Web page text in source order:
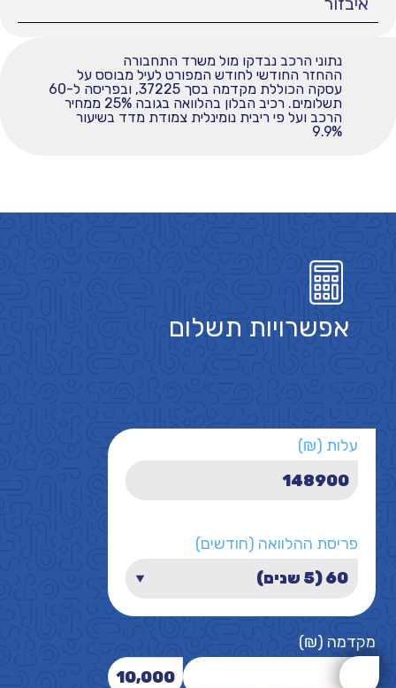
נתוני הרכב נבדקו מול משרד התחבורה
ההחזר החודשי לחודש המפורט לעיל מבוסס על
עסקה הכוללת מקדמה בסך 37225, ובפריסה ל-60
תשלומים. רכיב הבלון בהלוואה בגובה 25% ממחיר
הרכב ועל פי ריבית נומינלית צמודת מדד בשיעור
9.9%
אפשרויות תשלום
עלות (₪)
פריסת ההלוואה (חודשים)
מקדמה (₪)
10,000